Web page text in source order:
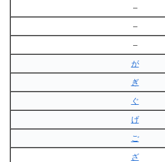
–
–
–
が
ぎ
ぐ
げ
ご
ざ